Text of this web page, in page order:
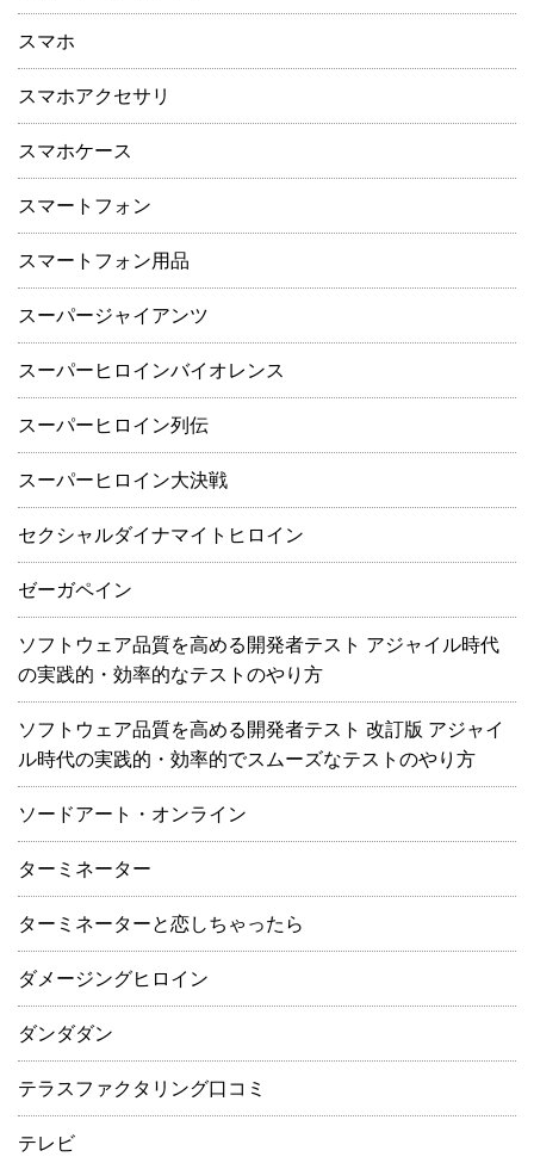
スマホ
スマホアクセサリ
スマホケース
スマートフォン
スマートフォン用品
スーパージャイアンツ
スーパーヒロインバイオレンス
スーパーヒロイン列伝
スーパーヒロイン大決戦
セクシャルダイナマイトヒロイン
ゼーガペイン
ソフトウェア品質を高める開発者テスト アジャイル時代
の実践的・効率的なテストのやり方
ソフトウェア品質を高める開発者テスト 改訂版 アジャイ
ル時代の実践的・効率的でスムーズなテストのやり方
ソードアート・オンライン
ターミネーター
ターミネーターと恋しちゃったら
ダメージングヒロイン
ダンダダン
テラスファクタリング口コミ
テレビ